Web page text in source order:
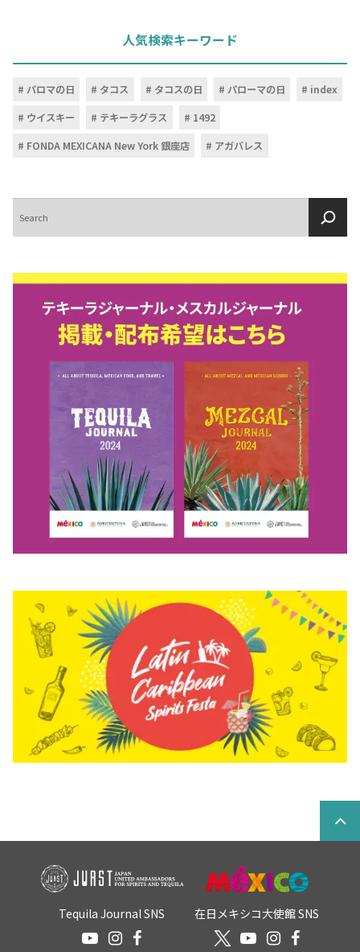
人気検索キーワード
パロマの日 タコス タコスの日 パローマの日
index
ウイスキー
テキーラグラス
1492
FONDA MEXICANA New York 銀座店
アガバレス
索
Tequila Journal SNS 在日メキシコ大使館 SNS